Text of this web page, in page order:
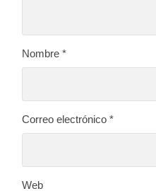
Nombre*
Correo electrónico*
Web